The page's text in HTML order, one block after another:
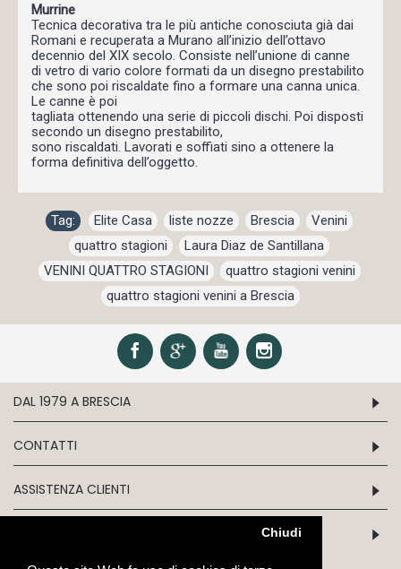
Chiudi
Murrine
Tecnica decorativa tra le più antiche conosciuta già dai
Romani e recuperata a Murano all’inizio dell’ottavo
decennio del XIX secolo. Consiste nell’unione di canne
di vetro di vario colore formati da un disegno prestabilito
che sono poi riscaldate fino a formare una canna unica.
Le canne è poi
tagliata ottenendo una serie di piccoli dischi. Poi disposti
secondo un disegno prestabilito,
sono riscaldati. Lavorati e soffiati sino a ottenere la
forma definitiva dell’oggetto.
Tag: Elite Casa liste nozze Brescia Venini
quattro stagioni
Laura Diaz de Santillana
VENINI QUATTRO STAGIONI , quattro stagioni venini ,
quattro stagioni venini a Brescia
DAL 1979 A BRESCIA
CONTATTI
ASSISTENZA CLIENTI